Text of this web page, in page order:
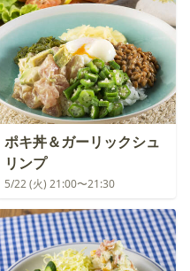
ポキ丼＆ガーリックシュ
リンプ
5/22 (火) 21:00〜21:30